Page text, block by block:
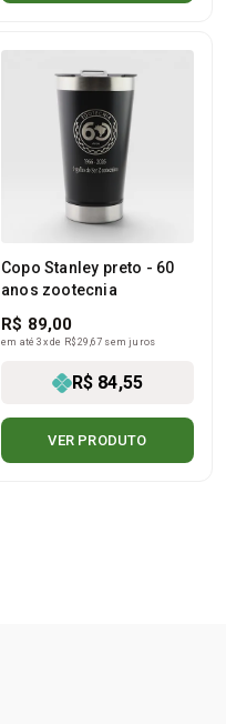
Copo Stanley preto - 60
anos zootecnia
R$ 89,00
R$ 84,55
em até 3x de R$ 29,67 sem juros
VER PRODUTO